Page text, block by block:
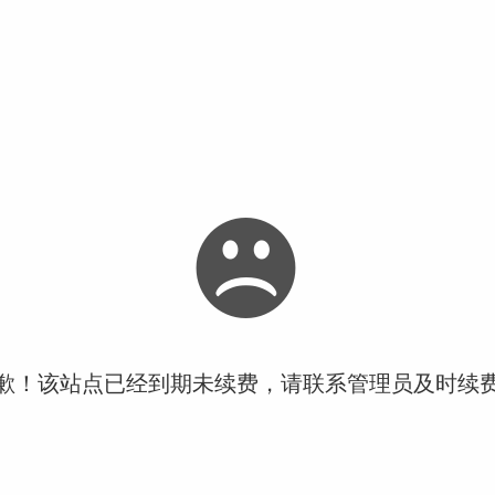
！该站点已经到期未续费，请联系管理员及时续